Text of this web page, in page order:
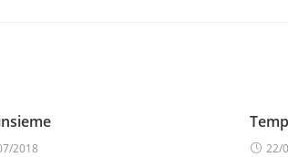
2018 22/